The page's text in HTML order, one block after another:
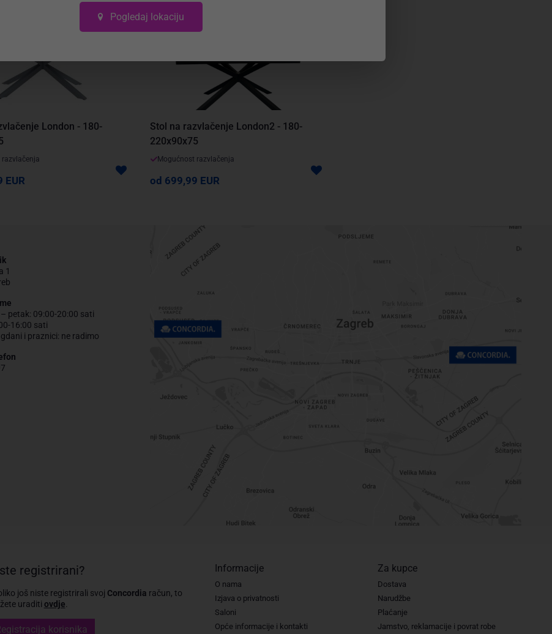
London - 180-
EUR
Stol na razvlačenje London2 - 180-
220x90x75
Mogućnost razvlačenja
od 699,99 EUR
1
petak: 09:00-20:00 sati
16:00 sati
i praznici: ne radimo
registrirani?
još niste registrirali svoj Concordia račun, to
uraditi ovdje.
korisnika
Informacije
O nama
Izjava o privatnosti
Saloni
Opće informacije i kontakti
Za kupce
Dostava
Narudžbe
Plaćanje
Jamstvo, reklamacije i povrat robe
Pogledaj lokaciju